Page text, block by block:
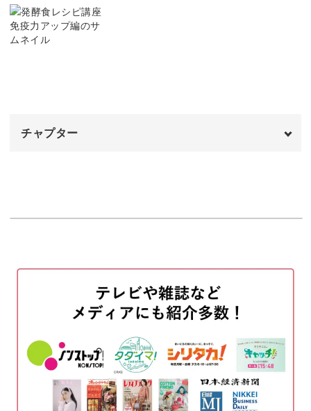
のためにとても重要。
腸内の善玉菌を増やすためには善玉菌の餌になる発酵食品
チャプター
玉ねぎ塩麹の作り方
酒粕ペーストの作り方
酒粕豆乳グラタンの作り方 16:19
完成♪